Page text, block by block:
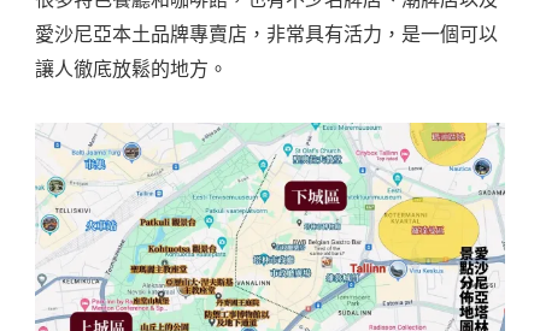
愛沙尼亞本土品牌專賣店，非常具有活力，是一個可以
讓人徹底放鬆的地方。